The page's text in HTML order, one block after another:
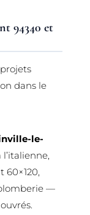
94340 et
dans le
le-
60×120,
—